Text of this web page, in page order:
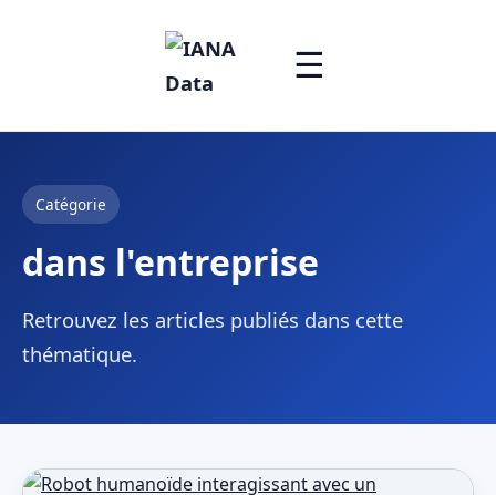
☰
Catégorie
dans l'entreprise
Retrouvez les articles publiés dans cette
thématique.